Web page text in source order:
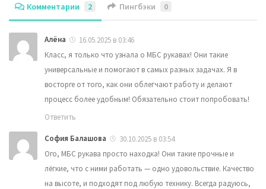
Комментарии 2 Пингбэки 0
Алёна
16.05.2025 в 03:46
Класс, я только что узнала о МБС рукавах! Они такие
универсальные и помогают в самых разных задачах. Я в
восторге от того, как они облегчают работу и делают
процесс более удобным! Обязательно стоит попробовать!
Ответить
София Балашова
30.10.2025 в 03:54
Ого, МБС рукава просто находка! Они такие прочные и
лёгкие, что с ними работать — одно удовольствие. Качество
на высоте, и подходят под любую технику. Всегда радуюсь,